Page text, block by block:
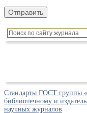
Стандарты ГОСТ группы
библиотечному и
научных журналов